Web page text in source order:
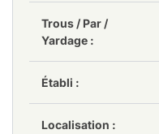
Trous / Par /
Yardage :
Établi :
Localisation :